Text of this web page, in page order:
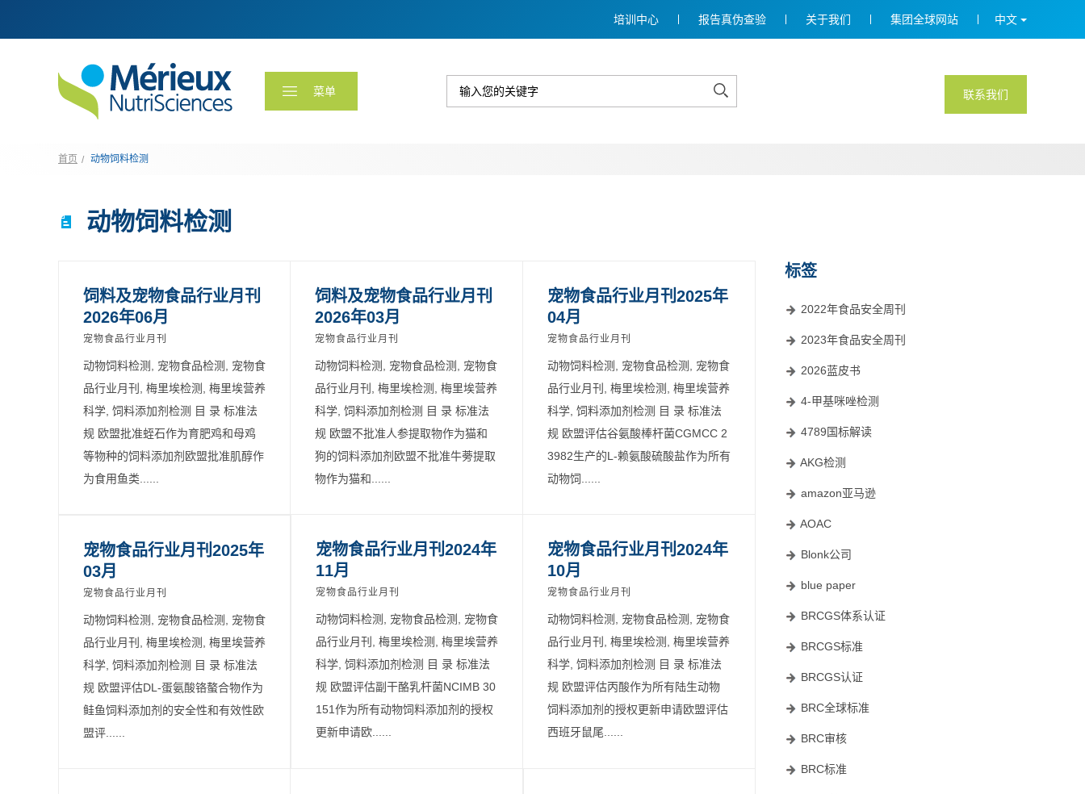
中文
培训中心 报告真伪查验 关于我们 集团全球网站
菜单 联系我们
首页 动物饲料检测
动物饲料检测
饲料及宠物食品行业月刊
2026年06月
宠物食品行业月刊
动物饲料检测, 宠物食品检测, 宠物食
品行业月刊, 梅里埃检测, 梅里埃营养
科学, 饲料添加剂检测 目 录 标准法
规 欧盟批准蛭石作为育肥鸡和母鸡
等物种的饲料添加剂欧盟批准肌醇作
为食用鱼类......
饲料及宠物食品行业月刊
2026年03月
宠物食品行业月刊
动物饲料检测, 宠物食品检测, 宠物食
品行业月刊, 梅里埃检测, 梅里埃营养
科学, 饲料添加剂检测 目 录 标准法
规 欧盟不批准人参提取物作为猫和
狗的饲料添加剂欧盟不批准牛蒡提取
物作为猫和......
宠物食品行业月刊2025年
04月
宠物食品行业月刊
动物饲料检测, 宠物食品检测, 宠物食
品行业月刊, 梅里埃检测, 梅里埃营养
科学, 饲料添加剂检测 目 录 标准法
规 欧盟评估谷氨酸棒杆菌CGMCC 2
3982生产的L-赖氨酸硫酸盐作为所有
动物饲......
宠物食品行业月刊2025年
03月
宠物食品行业月刊
动物饲料检测, 宠物食品检测, 宠物食
品行业月刊, 梅里埃检测, 梅里埃营养
科学, 饲料添加剂检测 目 录 标准法
规 欧盟评估DL‐蛋氨酸铬螯合物作为
鲑鱼饲料添加剂的安全性和有效性欧
盟评......
宠物食品行业月刊2024年
11月
宠物食品行业月刊
动物饲料检测, 宠物食品检测, 宠物食
品行业月刊, 梅里埃检测, 梅里埃营养
科学, 饲料添加剂检测 目 录 标准法
规 欧盟评估副干酪乳杆菌NCIMB 30
151作为所有动物饲料添加剂的授权
更新申请欧......
宠物食品行业月刊2024年
10月
宠物食品行业月刊
动物饲料检测, 宠物食品检测, 宠物食
品行业月刊, 梅里埃检测, 梅里埃营养
科学, 饲料添加剂检测 目 录 标准法
规 欧盟评估丙酸作为所有陆生动物
饲料添加剂的授权更新申请欧盟评估
西班牙鼠尾......
标签
2022年食品安全周刊
2023年食品安全周刊
2026蓝皮书
4-甲基咪唑检测
4789国标解读
AKG检测
amazon亚马逊
AOAC
Blonk公司
blue paper
BRCGS体系认证
BRCGS标准
BRCGS认证
BRC全球标准
BRC审核
BRC标准